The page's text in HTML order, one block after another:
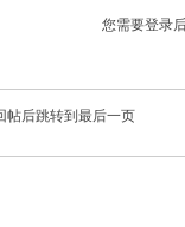
您需要登录
帖后跳转到最后一页